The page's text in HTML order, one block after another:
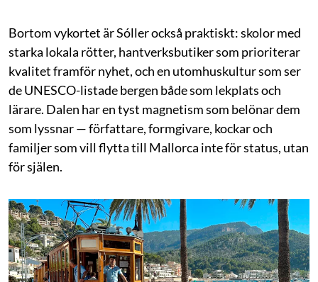
Bortom vykortet är Sóller också praktiskt: skolor med
starka lokala rötter, hantverksbutiker som prioriterar
kvalitet framför nyhet, och en utomhuskultur som ser
de UNESCO-listade bergen både som lekplats och
lärare. Dalen har en tyst magnetism som belönar dem
som lyssnar — författare, formgivare, kockar och
familjer som vill flytta till Mallorca inte för status, utan
för själen.